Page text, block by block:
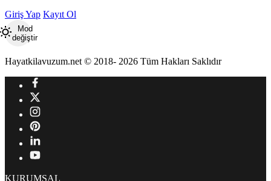
Giriş Yap Kayıt Ol
Mod
değiştir
Hayatkilavuzum.net © 2018- 2026 Tüm Hakları Saklıdır
KURUMSAL